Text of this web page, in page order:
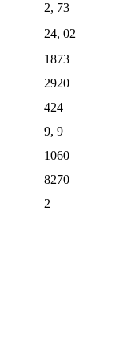
2, 73
24, 02
1873
2920
424
9, 9
1060
8270
2